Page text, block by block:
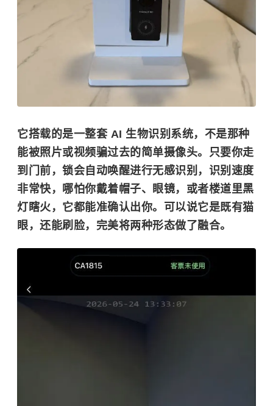
它搭载的是一整套 AI 生物识别系统，不是那种
能被照片或视频骗过去的简单摄像头。只要你走
到门前，锁会自动唤醒进行无感识别，识别速度
非常快，哪怕你戴着帽子、眼镜，或者楼道里黑
灯瞎火，它都能准确认出你。可以说它是既有猫
眼，还能刷脸，完美将两种形态做了融合。